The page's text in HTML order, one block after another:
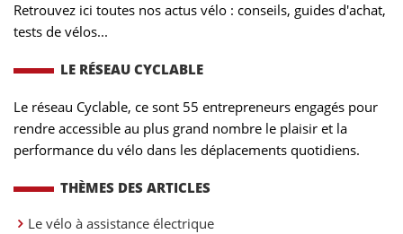
Retrouvez ici toutes nos actus vélo : conseils, guides d'achat,
tests de vélos...
LE RÉSEAU CYCLABLE
Le réseau Cyclable, ce sont 55 entrepreneurs engagés pour
rendre accessible au plus grand nombre le plaisir et la
performance du vélo dans les déplacements quotidiens.
THÈMES DES ARTICLES
Le vélo à assistance électrique